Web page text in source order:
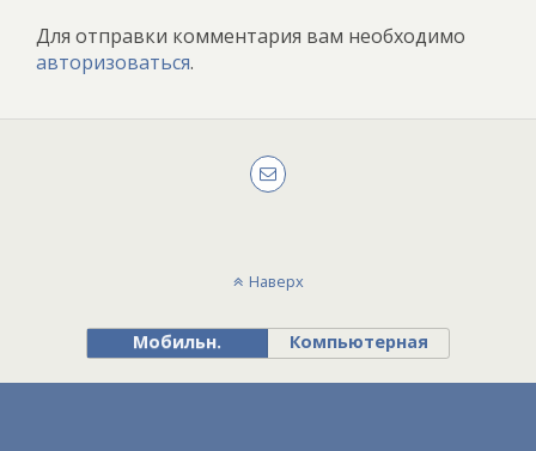
Для отправки комментария вам необходимо
авторизоваться.
Наверх
Мобильн. Компьютерная